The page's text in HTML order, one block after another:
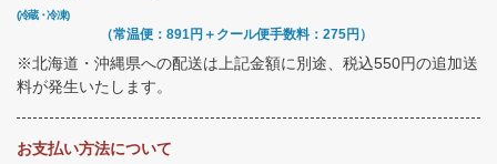
(冷蔵・冷凍)
（常温便：891円＋クール便手数料：275円）
※北海道・沖縄県への配送は上記金額に別途、税込550円の追加送
料が発生いたします。
お支払い方法について